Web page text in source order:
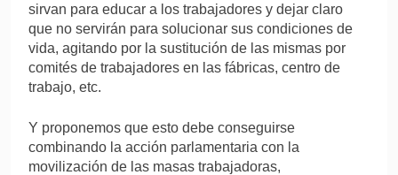
sirvan para educar a los trabajadores y dejar claro
que no servirán para solucionar sus condiciones de
vida, agitando por la sustitución de las mismas por
comités de trabajadores en las fábricas, centro de
trabajo, etc.
Y proponemos que esto debe conseguirse
combinando la acción parlamentaria con la
movilización de las masas trabajadoras,